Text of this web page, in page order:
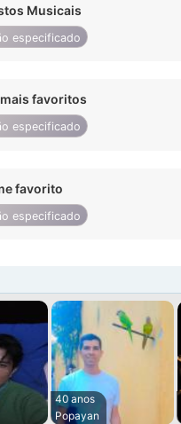
Musicais
especificado
favoritos
especificado
favorito
especificado
40 anos
Popayan